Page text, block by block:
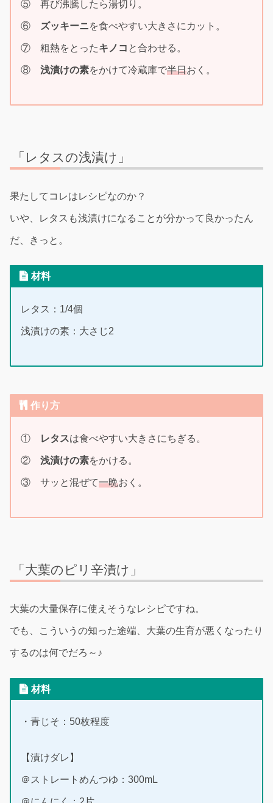
⑤ 再び沸騰したら湯切り。
⑥ ズッキーニを食べやすい大きさにカット。
⑦ 粗熱をとったキノコ と合わせる。
⑧ 浅漬けの素をかけて冷蔵庫で半日おく。
「レタスの浅漬け」
果たしてコレはレシピなのか？
いや、レタスも浅漬けになることが分かって良かったん
だ、きっと。
材料
レタス：1/4個
浅漬けの素：大さじ2
作り方
① レタスは食べやすい大きさにちぎる。
② 浅漬けの素をかける。
③ サッと混ぜて一晩おく。
「大葉のピリ辛漬け」
大葉の大量保存に使えそうなレシピですね。
でも、こういうの知った途端、大葉の生育が悪くなったり
するのは何でだろ～♪
材料
・青じそ：50枚程度
【漬けダレ】
＠ストレートめんつゆ：300mL